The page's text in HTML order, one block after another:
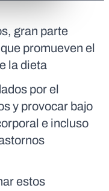
gran parte
promueven el
la dieta
por el
y provocar bajo
e incluso
estos